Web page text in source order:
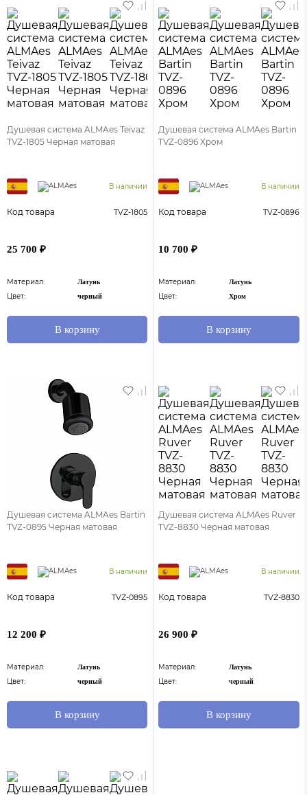
Душевая система ALMAes Teivaz
TVZ-1805 Черная матовая
В наличии
Код товара TVZ-1805
25 700 ₽
Материал: Латунь
Цвет: черный
В корзину
Душевая система ALMAes Bartin
TVZ-0896 Хром
В наличии
Код товара TVZ-0896
10 700 ₽
Материал: Латунь
Цвет: Хром
В корзину
Душевая система ALMAes Bartin
TVZ-0895 Черная матовая
В наличии
Код товара TVZ-0895
12 200 ₽
Материал: Латунь
Цвет: черный
В корзину
Душевая система ALMAes Ruver
TVZ-8830 Черная матовая
В наличии
Код товара TVZ-8830
26 900 ₽
Материал: Латунь
Цвет: черный
В корзину